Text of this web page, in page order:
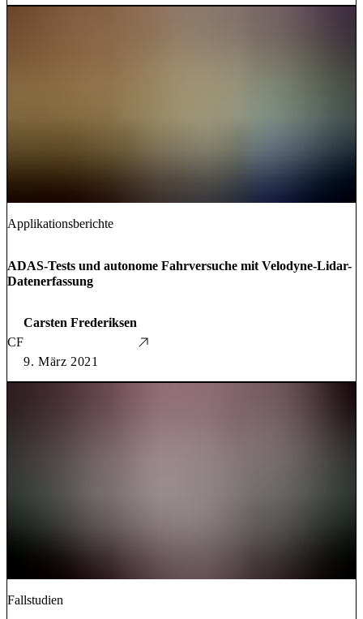
Applikationsberichte
ADAS-Tests und autonome Fahrversuche mit Velodyne-Lidar-
Datenerfassung
CF
Carsten Frederiksen
9. März 2021
Fallstudien